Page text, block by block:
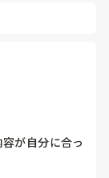
が自分に合っ
、実際はどう